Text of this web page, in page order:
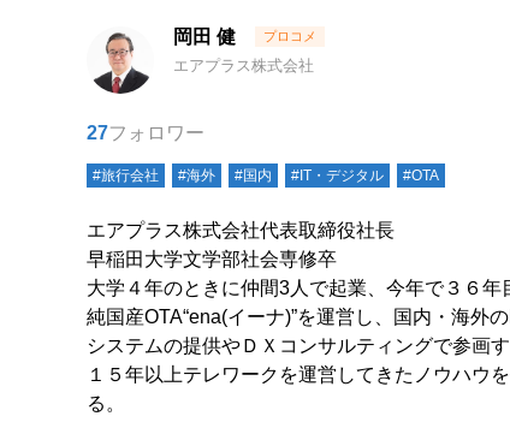
岡田 健
エアプラス株式会社
27フォロワー
#旅行会社 #海外 #国内 #IT・デジタル #OTA
エアプラス株式会社代表取締役社長
早稲田大学文学部社会専修卒
大学４年のときに仲間3人で起業、今年で３６年
純国産OTA“ena(イーナ)”を運営し、国内・海外
システムの提供やＤＸコンサルティングで参画す
１５年以上テレワークを運営してきたノウハウ
る。